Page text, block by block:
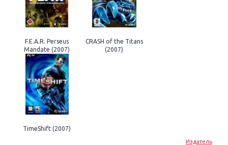
F.E.A.R. Perseus
Mandate (2007)
CRASH of the Titans
(2007)
TimeShift (2007)
Издатель